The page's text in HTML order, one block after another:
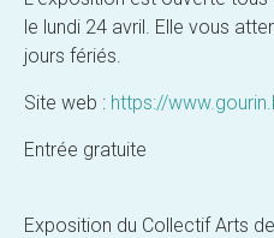
le lundi 24 avril. Elle vous
jours fériés.
Site web : https://
Entrée gratuite
Exposition du Collectif Arts